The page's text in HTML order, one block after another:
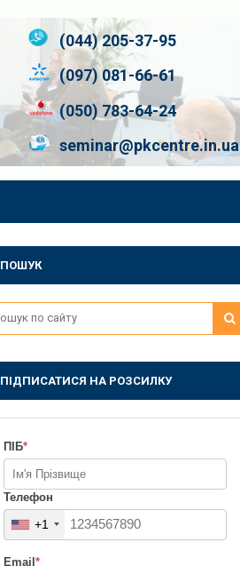
(044) 205-37-95
(097) 081-66-61
(050) 783-64-24
seminar@pkcentre.in.ua
ПОШУК
ПІДПИСАТИСЯ НА РОЗСИЛКУ
ПІБ*
Телефон
+1
Email *